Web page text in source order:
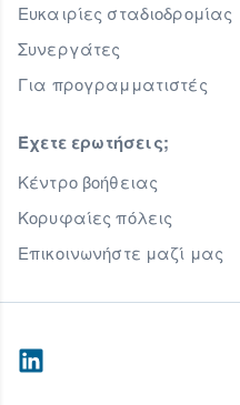
Ευκαιρίες σταδιοδρομίας
Συνεργάτες
Για προγραμματιστές
Έχετε ερωτήσεις;
Κέντρο βοήθειας
Κορυφαίες πόλεις
Επικοινωνήστε μαζί μας